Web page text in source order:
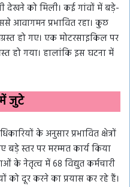
देखने को मिली। कई गांवों में बड़े-
आवागमन प्रभावित रहा। कुछ
हो गए। एक मोटरसाइकिल पर
हो गया। हालांकि इस घटना में
जुटे
के अनुसार प्रभावित क्षेत्रों
बड़े स्तर पर मरम्मत कार्य किया
के नेतृत्व में 68 विद्युत कर्मचारी
को दूर करने का प्रयास कर रहे हैं।